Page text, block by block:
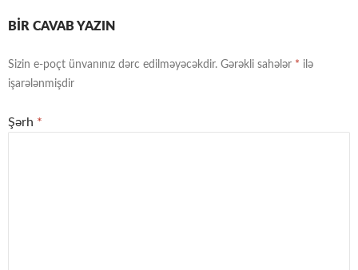
BIR CAVAB YAZIN
Sizin e-poçt ünvanınız dərc edilməyəcəkdir. Gərəkli sahələr * ilə
işarələnmişdir
Şərh *